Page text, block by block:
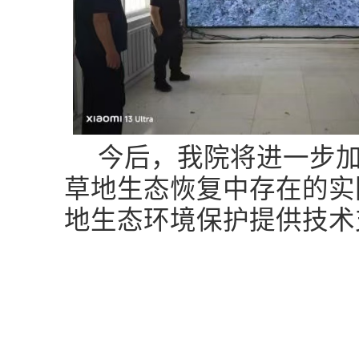
今后，我院将进一步
草地生态恢复中存在的
地生态环境保护提供技